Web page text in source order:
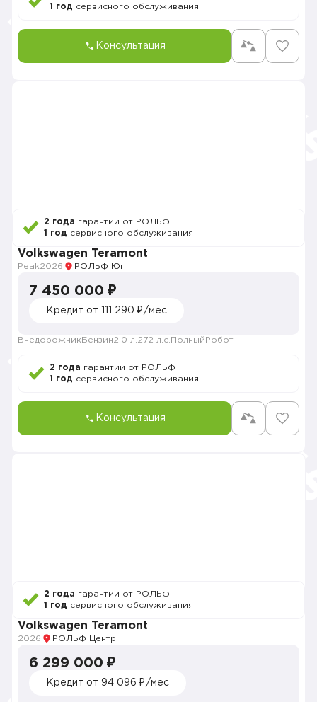
1 год сервисного обслуживания
Консультация
2 года гарантии от РОЛЬФ
1 год сервисного обслуживания
Volkswagen Teramont
Peak2026 РОЛЬФ Юг
7 450 000 ₽
Кредит от 111 290 ₽/мес
Внедорожник Бензин2.0 л. 272 л.с. Полный Робот
2 года гарантии от РОЛЬФ
1 год сервисного обслуживания
Консультация
2 года гарантии от РОЛЬФ
1 год сервисного обслуживания
Volkswagen Teramont
2026 РОЛЬФ Центр
6 299 000 ₽
Кредит от 94 096 ₽/мес